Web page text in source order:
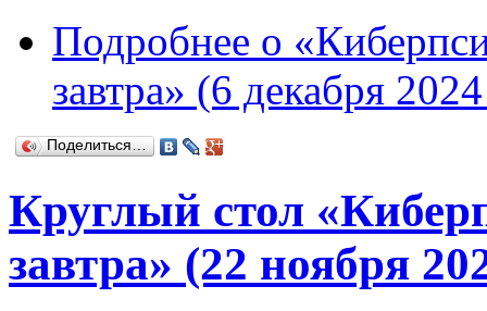
Подробнее о
завтра» (6 декабря
Поделиться…
Круглый стол
завтра» (22 ноября